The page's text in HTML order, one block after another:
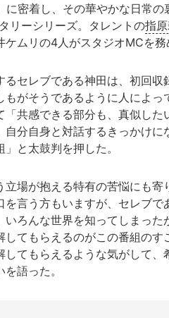
に密着し、その華やかな日常
リーシリーズ。タレントの指
ケムリの4人がスタジオMCを務
セレブである神田は、初回収
もがそうであるように人によ
「共感できる部分も、真似し
自分自身と対話するきっかけ
と太鼓判を押した。
場が抱える特有の苦悩にも寄
を言う方もいますが、セレブ
いろんな世界を知ってしまっ
してもらえるのがこの番組の
してもらえるような気がして
語った。